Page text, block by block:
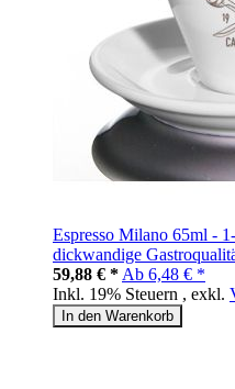
Espresso Milano 65ml -
dickwandige
59,88 € * Ab 6,48 € *
Inkl. 19% Steuern , exkl.
In den Warenkorb